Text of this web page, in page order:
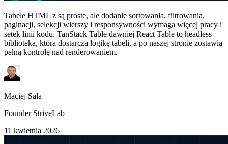
Tabele HTML z są proste, ale dodanie sortowania, filtrowania,
paginacji, selekcji wierszy i responsywności wymaga więcej pracy i
setek linii kodu. TanStack Table dawniej React Table to headless
biblioteka, która dostarcza logikę tabeli, a po naszej stronie zostawia
pełną kontrolę nad renderowaniem.
Maciej Sala
Founder StriveLab
11 kwietnia 2026